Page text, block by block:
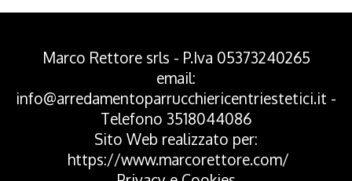
Marco Rettore srls - P.Iva 05373240265
email:
info@arredamentoparrucchiericentriestetici.it -
Telefono 3518044086
Sito Web realizzato per:
https://www.marcorettore.com/